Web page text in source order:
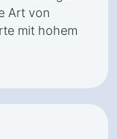
Art von
mit hohem